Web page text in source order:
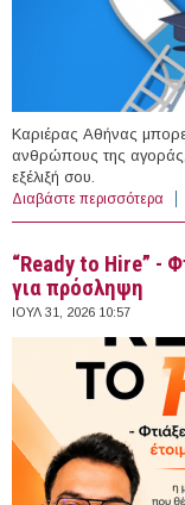
Καριέρας Αθήνας
ανθρώπους της αγοράς,
εξέλιξή σου.
Διαβάστε περισσότερα
“Ready to Hire” -
για πρόσληψη
ΙΟΥΛ 31, 2026 10:57